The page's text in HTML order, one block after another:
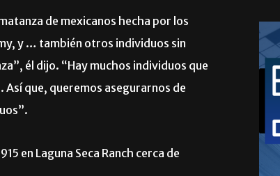
de mexicanos hecha por los
y … también otros individuos sin
él dijo. “Hay muchos individuos que
que, queremos asegurarnos de
en Laguna Seca Ranch cerca de